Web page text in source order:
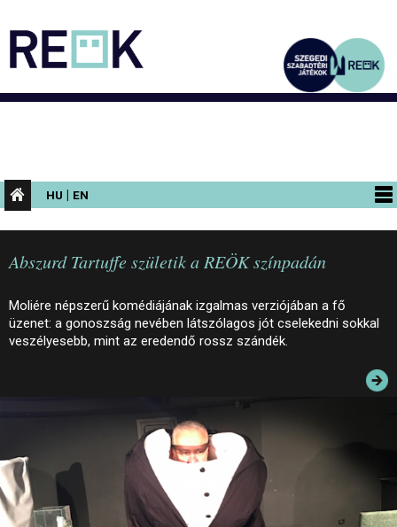
HU | EN
PROGRAMOK
KIÁLLÍTÁSOK
AZ ÉPÜLET
INFORMÁCIÓK
ELÉRHETŐSÉG
PALOTASÉTÁK ÉS VEZETÉSEK
KÖZÉRDEKŰ ADATOK
Abszurd Tartuffe születik a REÖK színpadán
Moliére népszerű komédiájának izgalmas verziójában a fő
üzenet: a gonoszság nevében látszólagos jót cselekedni sokkal
veszélyesebb, mint az eredendő rossz szándék.